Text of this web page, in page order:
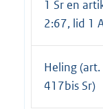
1 Sr en
2:67, lid 1
Heling
417bis Sr)